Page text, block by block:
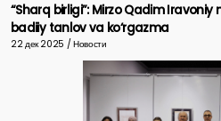
“Sharq birligi”: Mirzo Qadim
badiiy tanlov va ko‘rgazma
22 дек 2025 / Новости